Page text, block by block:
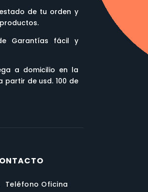
de tu orden y
Garantías fácil y
a domicilio en la
partir de usd. 100 de
Teléfono Oficina